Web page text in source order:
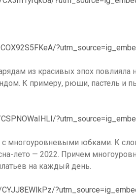
из красивых эпох повлияла
К примеру, рюши, пастель и
многоуровневыми юбками. К
лето — 2022. Причем
на каждый день.